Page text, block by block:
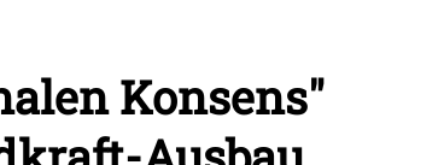
Konsens"